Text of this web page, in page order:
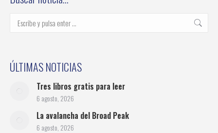
Buscar:
ÚLTIMAS NOTICIAS
Tres libros gratis para leer
6 agosto, 2026
La avalancha del Broad Peak
6 agosto, 2026